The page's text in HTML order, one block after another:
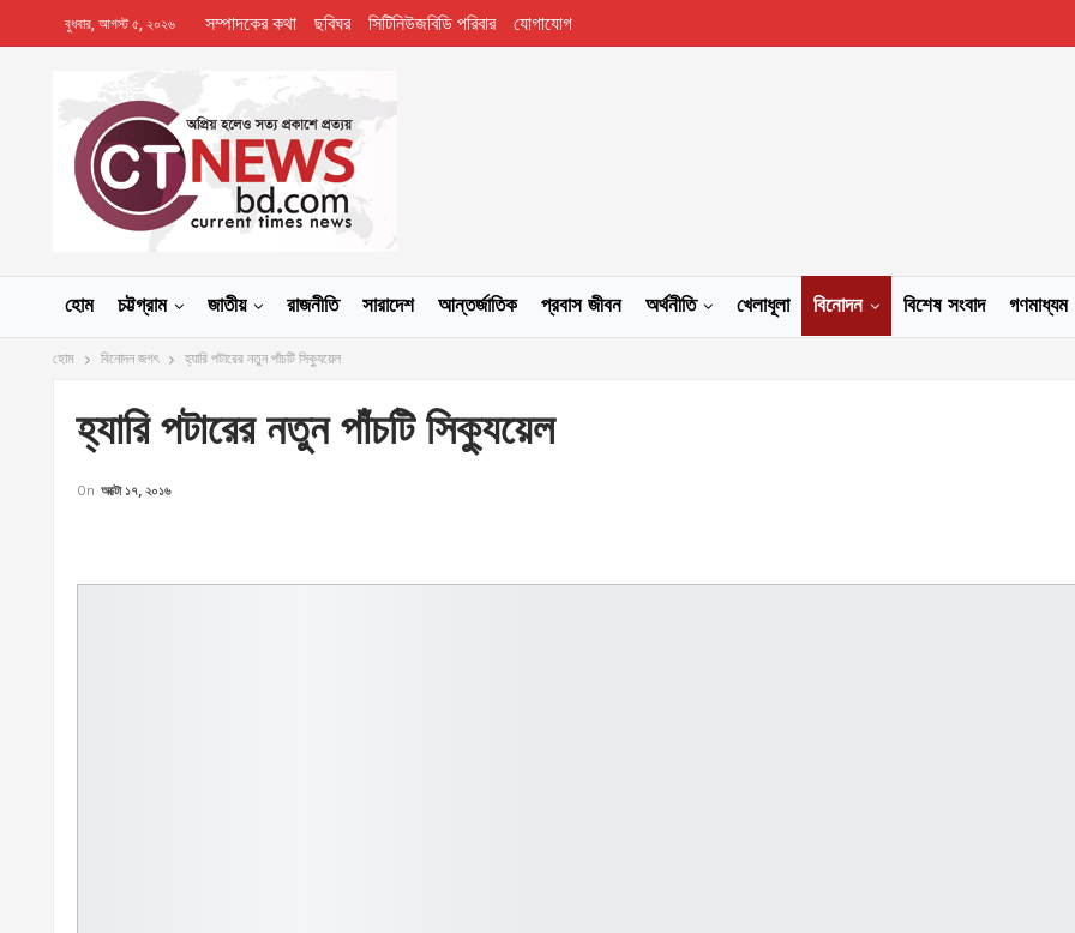
বুধবার, আগস্ট ৫, ২০২৬ সম্পাদকের কথা ছবিঘর সিটিনিউজবিডি পরিবার যোগাযোগ
হোম চট্টগ্রাম জাতীয় রাজনীতি সারাদেশ আন্তর্জাতিক প্রবাস জীবন অর্থনীতি খেলাধূলা বিনোদন বিশেষ সংবাদ গণমাধ্যম
হোম বিনোদন জগৎ হ্যারি পটারের নতুন পাঁচটি সিক্যুয়েল
হ্যারি পটারের নতুন পাঁচটি সিক্যুয়েল
On অক্টো ১৭, ২০১৬